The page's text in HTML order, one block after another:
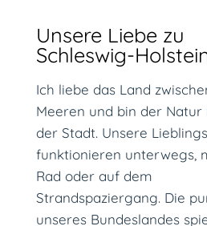
Unsere Liebe zu
Schleswig-
Ich liebe das Land
Meeren und bin der Natur
der Stadt. Unsere
funktionieren unterwegs,
Rad oder auf dem
Strandspaziergang. Die
unseres Bundeslandes